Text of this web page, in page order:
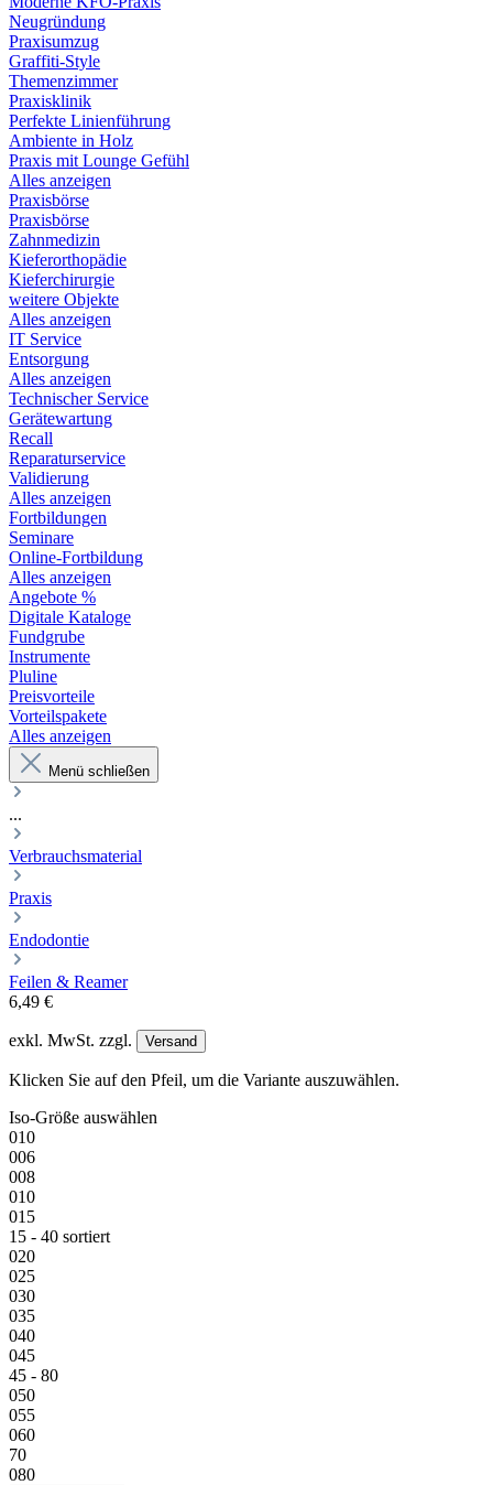
Neugründung
Praxisumzug
Graffiti-Style
Themenzimmer
Praxisklinik
Perfekte Linienführung
Ambiente in Holz
Praxis mit Lounge Gefühl
Alles anzeigen
Praxisbörse
Praxisbörse
Zahnmedizin
Kieferorthopädie
Kieferchirurgie
weitere Objekte
Alles anzeigen
IT Service
Entsorgung
Alles anzeigen
Technischer Service
Gerätewartung
Recall
Reparaturservice
Validierung
Alles anzeigen
Fortbildungen
Seminare
Online-Fortbildung
Alles anzeigen
Angebote %
Digitale Kataloge
Fundgrube
Instrumente
Pluline
Preisvorteile
Vorteilspakete
Alles anzeigen
Menü schließen
...
Verbrauchsmaterial
Praxis
Endodontie
Feilen & Reamer
6,49 €
exkl. MwSt. zzgl. Versand
Klicken Sie auf den Pfeil, um die Variante auszuwählen.
Iso-Größe auswählen
010
006
008
010
015
15 - 40 sortiert
020
025
030
035
040
045
45 - 80
050
055
060
70
080